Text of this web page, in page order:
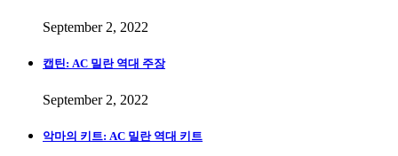
September 2, 2022
캡틴: AC 밀란 역대 주장
September 2, 2022
악마의 키트: AC 밀란 역대 키트